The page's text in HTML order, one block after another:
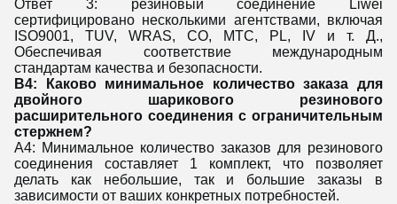
Ответ 3: резиновый соединение Liwei
сертифицировано несколькими агентствами, включая
ISO9001, TUV, WRAS, CO, MTC, PL, IV и т. Д.,
Обеспечивая соответствие международным
стандартам качества и безопасности.
В4: Каково минимальное количество заказа для
двойного шарикового резинового
расширительного соединения с ограничительным
стержнем?
A4: Минимальное количество заказов для резинового
соединения составляет 1 комплект, что позволяет
делать как небольшие, так и большие заказы в
зависимости от ваших конкретных потребностей.